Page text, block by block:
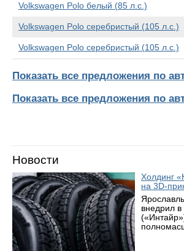
Volkswagen Polo белый (85 л.с.)
Volkswagen Polo серебристый (105 л.с.)
Volkswagen Polo серебристый (105 л.с.)
Показать все предложения по
Показать все предложения по
Новости
Холдинг
на 3D-
внедрил